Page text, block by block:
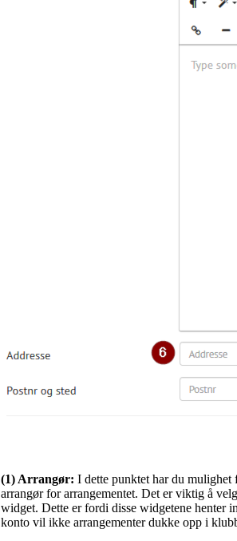
(1) Arrangør: I dette punktet har du mulighet
arrangør for arrangementet. Det er viktig å
widget. Dette er fordi disse widgetene henter
konto vil ikke arrangementer dukke opp i